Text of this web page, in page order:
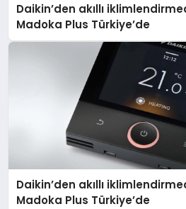
Daikin’den akıllı
Madoka Plus Türkiye’de
Daikin’den akıllı
Madoka Plus Türkiye’de